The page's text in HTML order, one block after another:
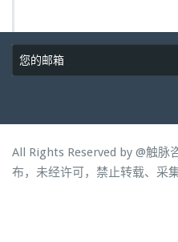
All Rights Reserved by @触脉
布，未经许可，禁止转载、采集